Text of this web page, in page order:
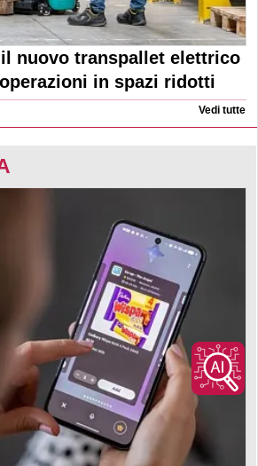
nuovo transpallet elettrico
in spazi ridotti
Vedi tutte